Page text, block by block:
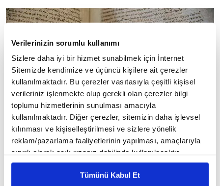
Verilerinizin sorumlu kullanımı
Sizlere daha iyi bir hizmet sunabilmek için İnternet
Sitemizde kendimize ve üçüncü kişilere ait çerezler
kullanılmaktadır. Bu çerezler vasıtasıyla çeşitli kişisel
verileriniz işlenmekte olup gerekli olan çerezler bilgi
toplumu hizmetlerinin sunulması amacıyla
kullanılmaktadır. Diğer çerezler, sitemizin daha işlevsel
kılınması ve kişiselleştirilmesi ve sizlere yönelik
reklam/pazarlama faaliyetlerinin yapılması, amaçlarıyla
sınırlı olarak açık rızanız dahilinde kullanılacaktır.
Çerezlere ilişkin tercihlerinizi çerez paneli vasıtasıyla
belirleyebilirsiniz. Çerezlere ilişkin detaylı bilgi için
Tümünü Kabul Et
İlyada Destanı bugün, Topkapı Sarayı El Yazma